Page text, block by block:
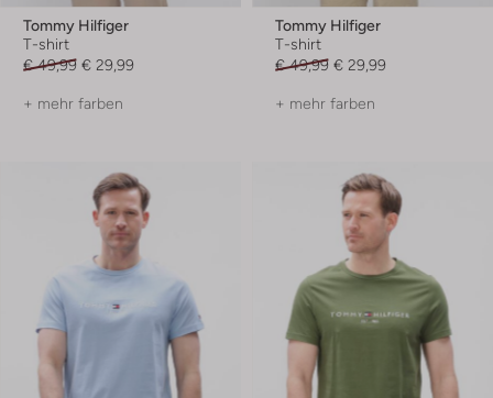
Tommy Hilfiger
T-shirt
€ 49,99 € 29,99
+ mehr farben
Tommy Hilfiger
T-shirt
€ 49,99 € 29,99
+ mehr farben